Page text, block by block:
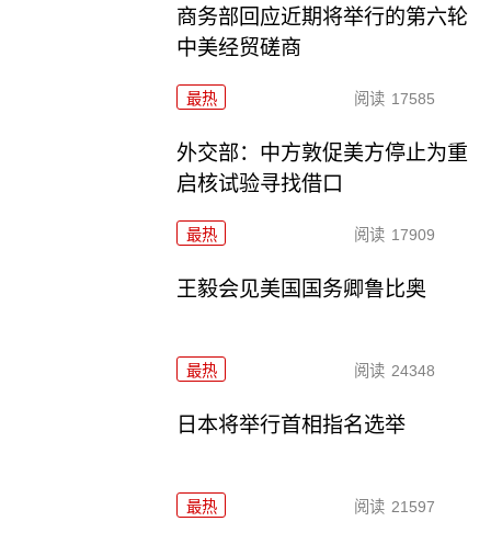
商务部回应近期将举行的第六轮
中美经贸磋商
最热 阅读 17585
外交部：中方敦促美方停止为重
启核试验寻找借口
最热 阅读 17909
王毅会见美国国务卿鲁比奥
最热 阅读 24348
日本将举行首相指名选举
最热 阅读 21597